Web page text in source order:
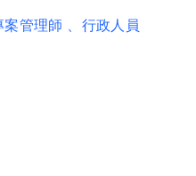
案管理師 、行政人員